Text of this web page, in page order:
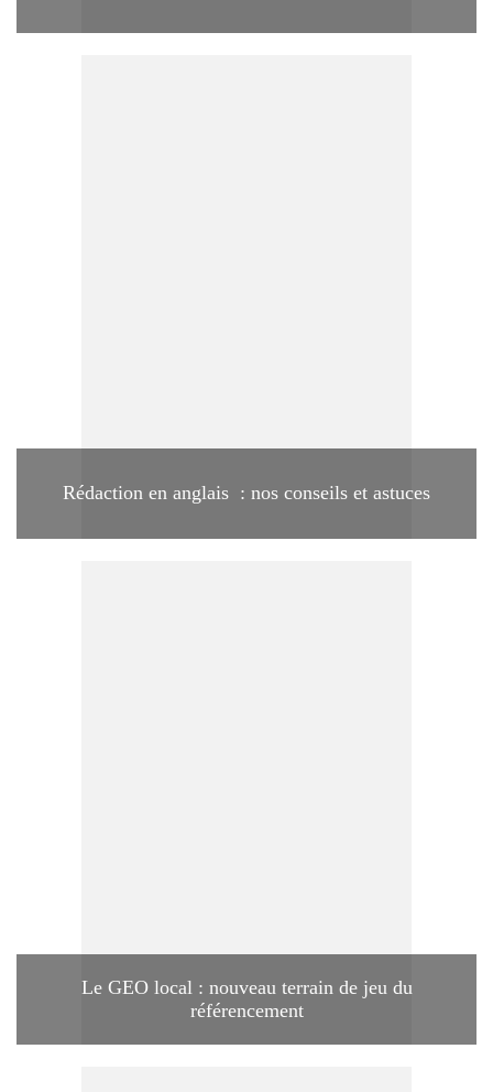
Rédaction en anglais : nos conseils et astuces
Le GEO local : nouveau terrain de jeu du
référencement